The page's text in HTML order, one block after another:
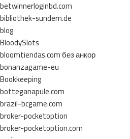
betwinnerloginbd.com
bibliothek-sundern.de
blog
BloodySlots
bloomtiendas.com без анкор
bonanzagame-eu
Bookkeeping
botteganapule.com
brazil-bcgame.com
broker-pocketoption
broker-pocketoption.com